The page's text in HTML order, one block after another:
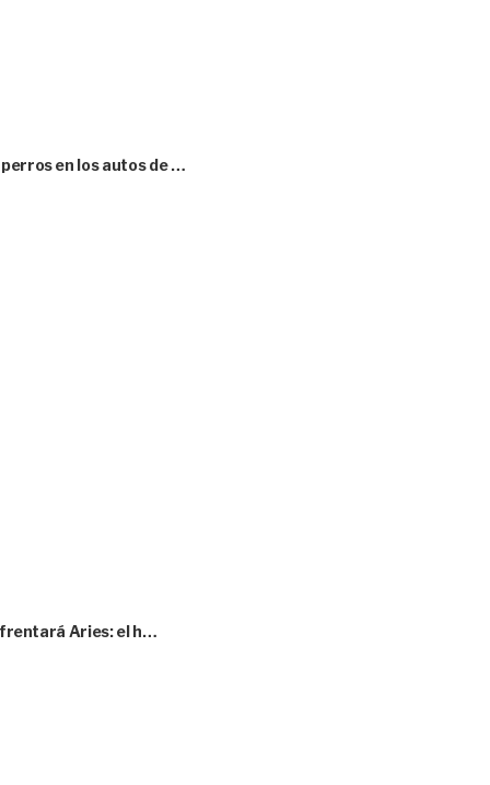
en los autos de …
Aries: el h…